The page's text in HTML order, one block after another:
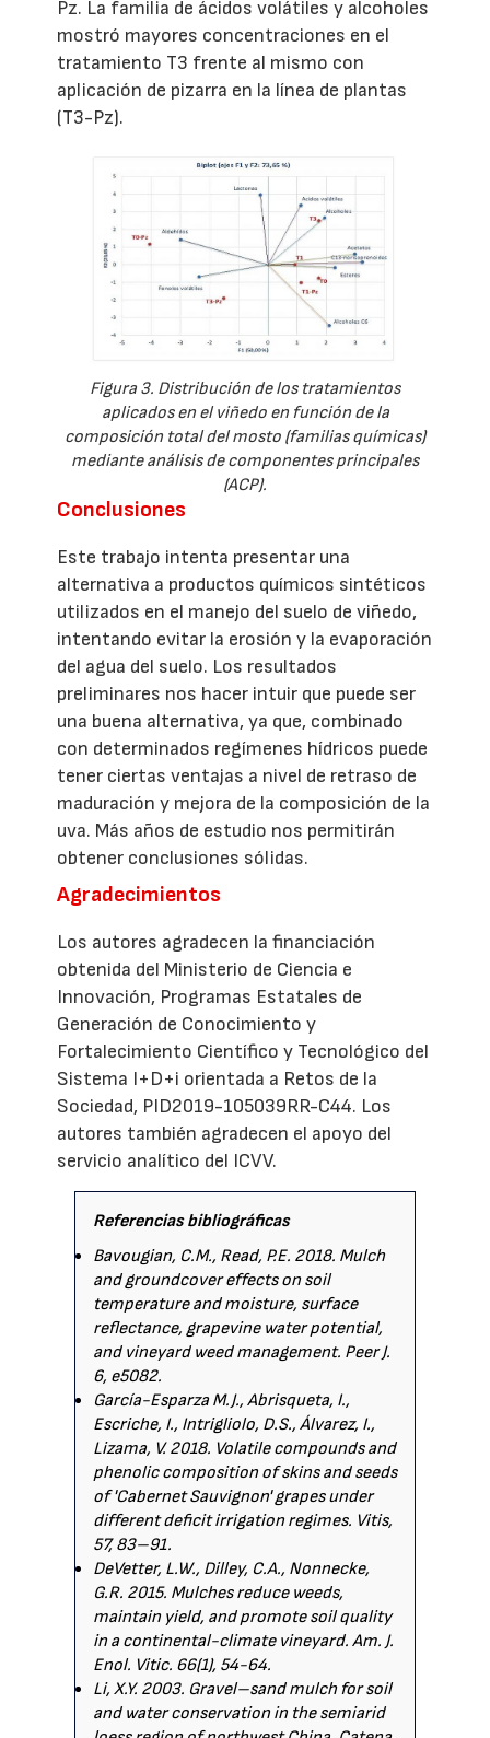
Pz. La familia de ácidos volátiles y alcoholes
mostró mayores concentraciones en el
tratamiento T3 frente al mismo con
aplicación de pizarra en la línea de plantas
(T3-Pz).
Figura 3. Distribución de los tratamientos
aplicados en el viñedo en función de la
composición total del mosto (familias químicas)
mediante análisis de componentes principales
(ACP).
Conclusiones
Este trabajo intenta presentar una
alternativa a productos químicos sintéticos
utilizados en el manejo del suelo de viñedo,
intentando evitar la erosión y la evaporación
del agua del suelo. Los resultados
preliminares nos hacer intuir que puede ser
una buena alternativa, ya que, combinado
con determinados regímenes hídricos puede
tener ciertas ventajas a nivel de retraso de
maduración y mejora de la composición de la
uva. Más años de estudio nos permitirán
obtener conclusiones sólidas.
Agradecimientos
Los autores agradecen la financiación
obtenida del Ministerio de Ciencia e
Innovación, Programas Estatales de
Generación de Conocimiento y
Fortalecimiento Científico y Tecnológico del
Sistema I+D+i orientada a Retos de la
Sociedad, PID2019-105039RR-C44. Los
autores también agradecen el apoyo del
servicio analítico del ICVV.
Referencias bibliográficas
Bavougian, C.M., Read, P.E. 2018. Mulch
and groundcover effects on soil
temperature and moisture, surface
reflectance, grapevine water potential,
and vineyard weed management. Peer J.
6, e5082.
García-Esparza M.J., Abrisqueta, I.,
Escriche, I., Intrigliolo, D.S., Álvarez, I.,
Lizama, V. 2018. Volatile compounds and
phenolic composition of skins and seeds
of 'Cabernet Sauvignon' grapes under
different deficit irrigation regimes. Vitis,
57, 83–91.
DeVetter, L.W., Dilley, C.A., Nonnecke,
G.R. 2015. Mulches reduce weeds,
maintain yield, and promote soil quality
in a continental-climate vineyard. Am. J.
Enol. Vitic. 66(1), 54-64.
Li, X.Y. 2003. Gravel–sand mulch for soil
and water conservation in the semiarid